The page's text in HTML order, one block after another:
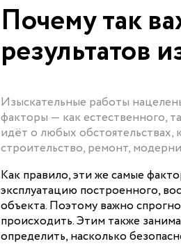
Почему так
результатов
Изыскательные работы
факторы — как естественного,
идёт о любых обстоятельствах,
строительство, ремонт,
Как правило, эти же самые
эксплуатацию построенного,
объекта. Поэтому важно
происходить. Этим также
определить, насколько